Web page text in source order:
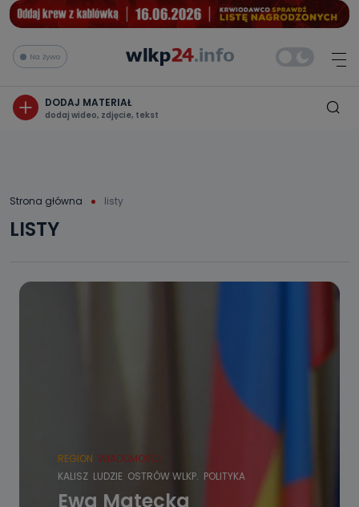
Na żywo
DODAJ MATERIAŁ
dodaj wideo, zdjęcie, tekst
Strona główna listy
LISTY
REGION WIADOMOŚCI
KALISZ LUDZIE OSTRÓW WLKP. POLITYKA
Ewa Matecka